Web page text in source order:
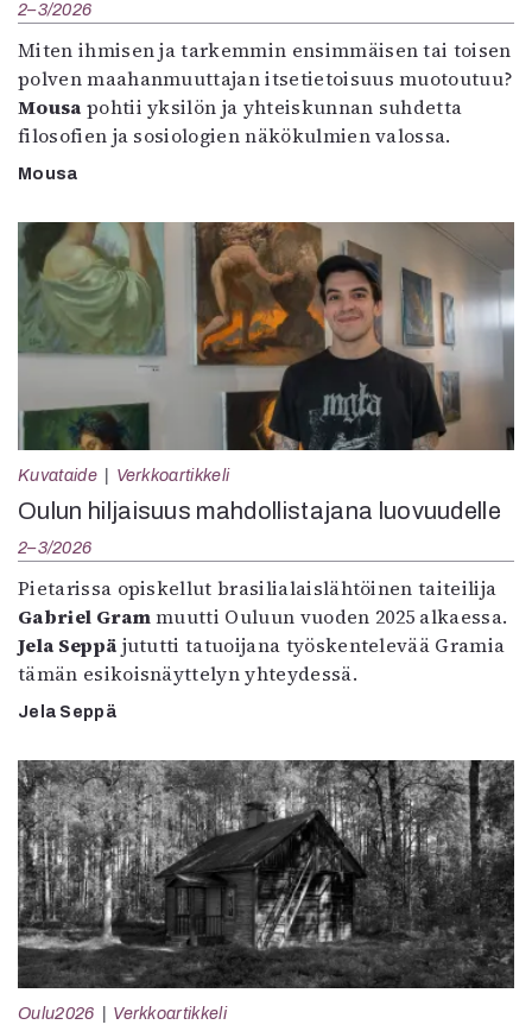
2–3/2026
Miten ihmisen ja tarkemmin ensimmäisen tai toisen
polven maahanmuuttajan itsetietoisuus muotoutuu?
Mousa pohtii yksilön ja yhteiskunnan suhdetta
filosofien ja sosiologien näkökulmien valossa.
Mousa
Kuvataide Verkkoartikkeli
Oulun hiljaisuus mahdollistajana luovuudelle
2–3/2026
Pietarissa opiskellut brasilialaislähtöinen taiteilija
Gabriel Grammuutti Ouluun vuoden 2025 alkaessa.
Jela Seppä jututti tatuoijana työskentelevää Gramia
tämän esikoisnäyttelyn yhteydessä.
Jela Seppä
Oulu2026 Verkkoartikkeli